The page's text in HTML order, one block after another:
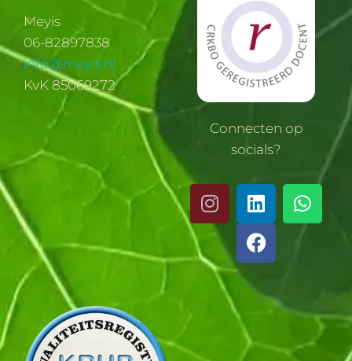
Meyis
06-82897838
info@meyis.nl
KvK 85069272
Connecten op
socials?